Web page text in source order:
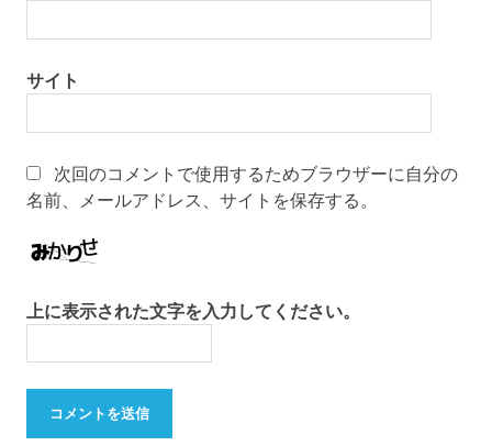
サイト
次回のコメントで使用するためブラウザーに自分の
名前、メールアドレス、サイトを保存する。
上に表示された文字を入力してください。